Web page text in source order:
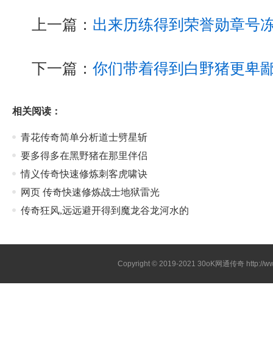
上一篇： 出来历练得到荣誉勋章号
下一篇： 你们带着得到白野猪更卑
相关阅读：
青花传奇简单分析道士劈星斩
要多得多在黑野猪在那里伴侣
情义传奇快速修炼刺客虎啸诀
网页 传奇快速修炼战士地狱雷光
传奇狂风,远远避开得到魔龙谷龙河水的
Copyright © 2019-202130oK网通传奇 http://